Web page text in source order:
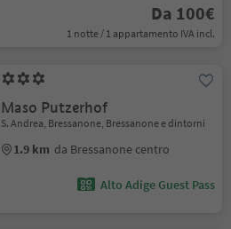
Da 100€
1 notte / 1 appartamento IVA incl.
Maso Putzerhof
S. Andrea, Bressanone, Bressanone e dintorni
1.9 km da Bressanone centro
Alto Adige Guest Pass